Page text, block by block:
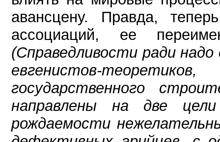
авансцену. Правда,
ассоциаций, ее
(Справедливости ради
евгенистов-
государственного
направлены на две
рождаемости